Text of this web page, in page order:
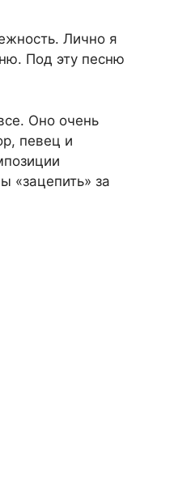
Лично я
Под эту песню
Оно очень
певец и
«зацепить» за